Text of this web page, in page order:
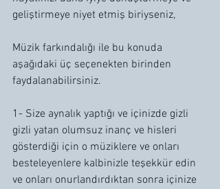
geliştirmeye niyet etmiş biriyseniz,
Müzik farkındalığı ile bu konuda
aşağıdaki üç seçenekten birinden
faydalanabilirsiniz.
1- Size aynalık yaptığı ve içinizde gizli
gizli yatan olumsuz inanç ve hisleri
gösterdiği için o müziklere ve onları
besteleyenlere kalbinizle teşekkür edin
ve onları onurlandırdıktan sonra içinize